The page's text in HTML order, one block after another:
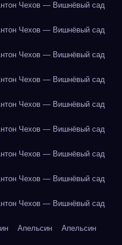
Чехов — Вишнёвый сад
Чехов — Вишнёвый сад
Чехов — Вишнёвый сад
Чехов — Вишнёвый сад
Чехов — Вишнёвый сад
Чехов — Вишнёвый сад
Чехов — Вишнёвый сад
Чехов — Вишнёвый сад
Чехов — Вишнёвый сад
Апельсин Апельсин